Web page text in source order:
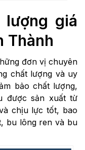
lượng giá
Thành
đơn vị chuyên
chất lượng và uy
bảo chất lượng,
được sản xuất từ
chịu lực tốt, bao
bu lông ren và bu